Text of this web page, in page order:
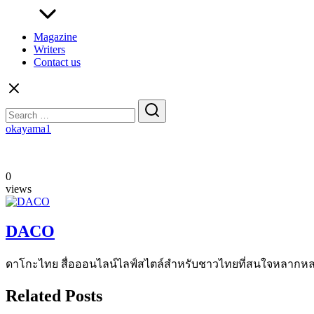
Magazine
Writers
Contact us
for:
okayama1
0
views
DACO
ดาโกะไทย สื่อออนไลน์ไลฟ์สไตล์สำหรับชาวไทยที่สนใจหลากห
Related Posts